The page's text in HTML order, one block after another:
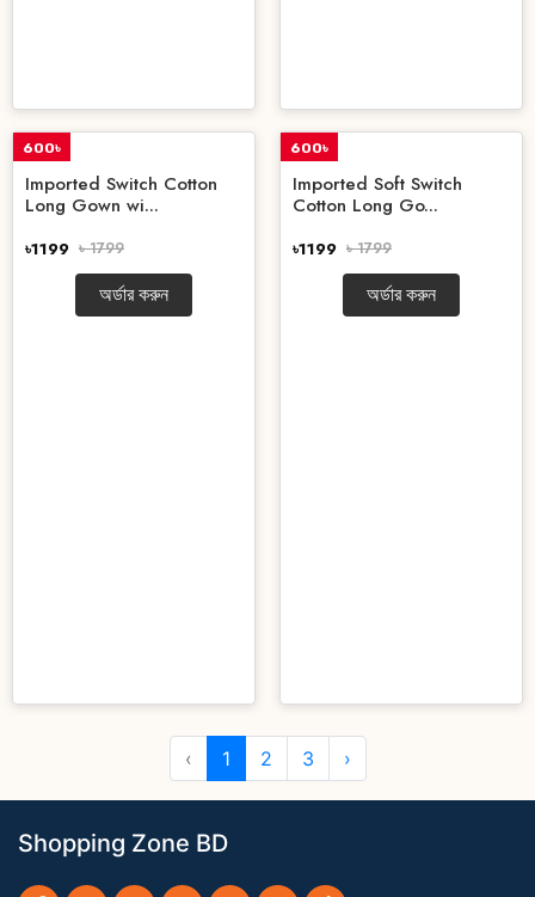
600৳
Imported Switch Cotton
Long Gown wi...
৳1199 ৳ 1799
অর্ডার করুন
600৳
Imported Soft Switch
Cotton Long Go...
৳1199 ৳ 1799
অর্ডার করুন
‹ 1 2 3 ›
Shopping Zone BD